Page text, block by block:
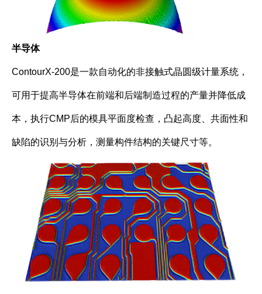
半导体
ContourX-200是一款自动化的非接触式晶圆级计量系统，
可用于提高半导体在前端和后端制造过程的产量并降低成
本，执行CMP后的模具平面度检查，凸起高度、共面性和
缺陷的识别与分析，测量构件结构的关键尺寸等。